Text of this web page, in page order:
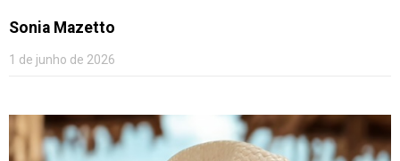
Sonia Mazetto
1 de junho de 2026